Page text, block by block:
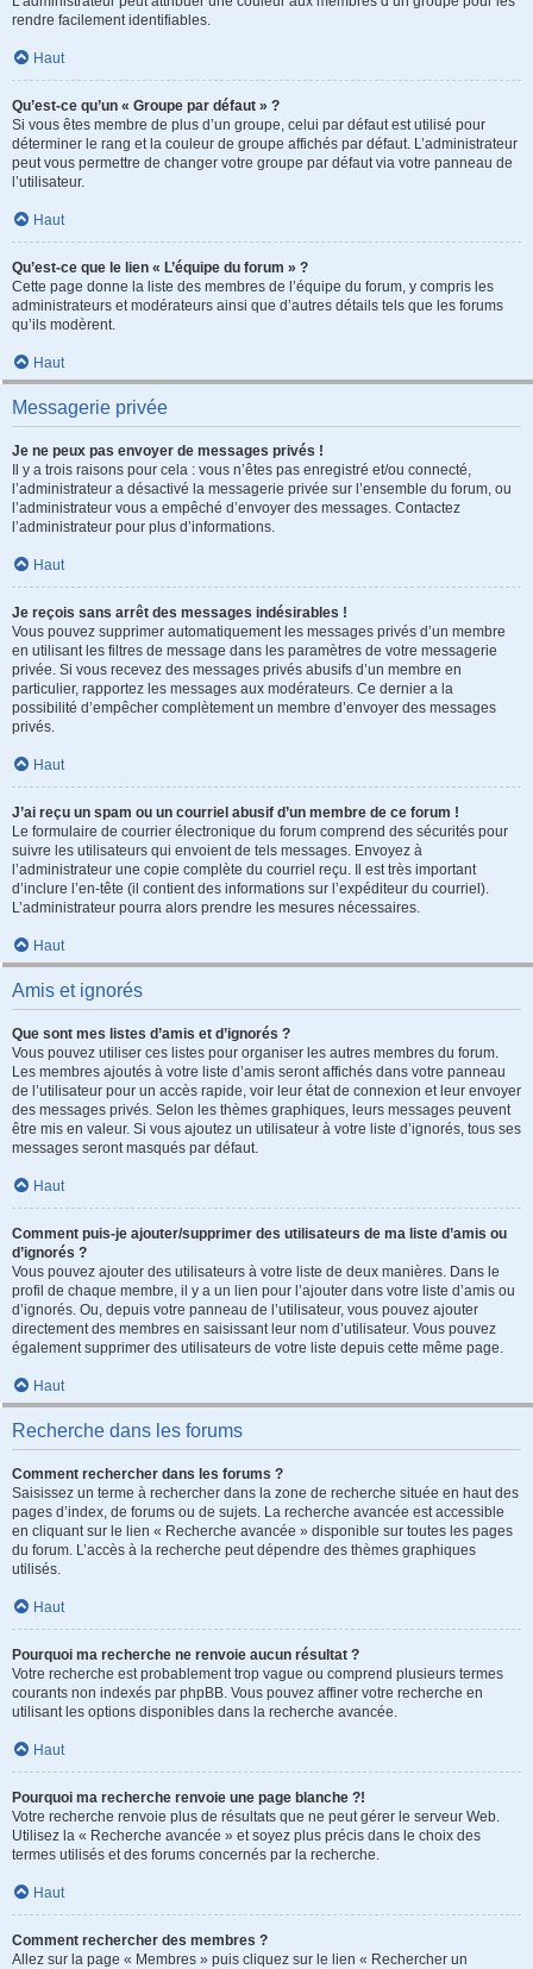
rendre facilement identifiables.
Haut
Qu’est-ce qu’un « Groupe par défaut » ?
Si vous êtes membre de plus d’un groupe, celui par défaut est utilisé pour
déterminer le rang et la couleur de groupe affichés par défaut. L’administrateur
peut vous permettre de changer votre groupe par défaut via votre panneau de
l’utilisateur.
Haut
Qu’est-ce que le lien « L’équipe du forum » ?
Cette page donne la liste des membres de l’équipe du forum, y compris les
administrateurs et modérateurs ainsi que d’autres détails tels que les forums
qu’ils modèrent.
Haut
Messagerie privée
Je ne peux pas envoyer de messages privés !
Il y a trois raisons pour cela : vous n’êtes pas enregistré et/ou connecté,
l’administrateur a désactivé la messagerie privée sur l’ensemble du forum, ou
l’administrateur vous a empêché d’envoyer des messages. Contactez
l’administrateur pour plus d’informations.
Haut
Je reçois sans arrêt des messages indésirables !
Vous pouvez supprimer automatiquement les messages privés d’un membre
en utilisant les filtres de message dans les paramètres de votre messagerie
privée. Si vous recevez des messages privés abusifs d’un membre en
particulier, rapportez les messages aux modérateurs. Ce dernier a la
possibilité d’empêcher complètement un membre d’envoyer des messages
privés.
Haut
J’ai reçu un spam ou un courriel abusif d’un membre de ce forum !
Le formulaire de courrier électronique du forum comprend des sécurités pour
suivre les utilisateurs qui envoient de tels messages. Envoyez à
l’administrateur une copie complète du courriel reçu. Il est très important
d’inclure l’en-tête (il contient des informations sur l’expéditeur du courriel).
L’administrateur pourra alors prendre les mesures nécessaires.
Haut
Amis et ignorés
Que sont mes listes d’amis et d’ignorés ?
Vous pouvez utiliser ces listes pour organiser les autres membres du forum.
Les membres ajoutés à votre liste d’amis seront affichés dans votre panneau
de l’utilisateur pour un accès rapide, voir leur état de connexion et leur envoyer
des messages privés. Selon les thèmes graphiques, leurs messages peuvent
être mis en valeur. Si vous ajoutez un utilisateur à votre liste d’ignorés, tous ses
messages seront masqués par défaut.
Haut
Comment puis-je ajouter/supprimer des utilisateurs de ma liste d’amis ou
d’ignorés ?
Vous pouvez ajouter des utilisateurs à votre liste de deux manières. Dans le
profil de chaque membre, il y a un lien pour l’ajouter dans votre liste d’amis ou
d’ignorés. Ou, depuis votre panneau de l’utilisateur, vous pouvez ajouter
directement des membres en saisissant leur nom d’utilisateur. Vous pouvez
également supprimer des utilisateurs de votre liste depuis cette même page.
Haut
Recherche dans les forums
Comment rechercher dans les forums ?
Saisissez un terme à rechercher dans la zone de recherche située en haut des
pages d’index, de forums ou de sujets. La recherche avancée est accessible
en cliquant sur le lien « Recherche avancée » disponible sur toutes les pages
du forum. L’accès à la recherche peut dépendre des thèmes graphiques
utilisés.
Haut
Pourquoi ma recherche ne renvoie aucun résultat ?
Votre recherche est probablement trop vague ou comprend plusieurs termes
courants non indexés par phpBB. Vous pouvez affiner votre recherche en
utilisant les options disponibles dans la recherche avancée.
Haut
Pourquoi ma recherche renvoie une page blanche ?!
Votre recherche renvoie plus de résultats que ne peut gérer le serveur Web.
Utilisez la « Recherche avancée » et soyez plus précis dans le choix des
termes utilisés et des forums concernés par la recherche.
Haut
Comment rechercher des membres ?
Allez sur la page « Membres » puis cliquez sur le lien « Rechercher un